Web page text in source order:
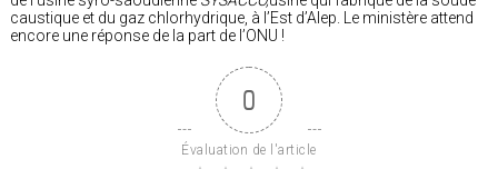
caustique et du gaz chlorhydrique, à l’Est d’Alep. Le ministère attend
encore une réponse de la part de l’ONU !
0
Évaluation de l'article